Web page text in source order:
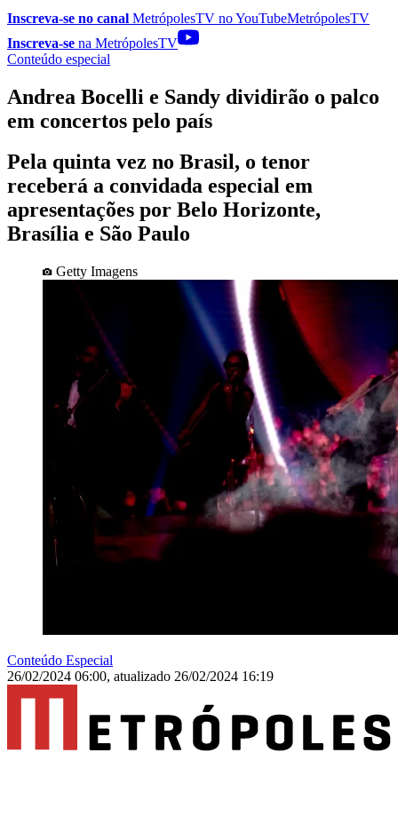
Inscreva-se no canal MetrópolesTV noYouTubeMetrópolesTV
Inscreva-se na MetrópolesTV
Conteúdo especial
Andrea Bocelli e Sandy dividirão o palco
em concertos pelo país
Pela quinta vez no Brasil, o tenor
receberá a convidada especial em
apresentações por Belo Horizonte,
Brasília e São Paulo
Getty Imagens
Conteúdo Especial
26/02/2024 06:00, atualizado 26/02/2024 16:19